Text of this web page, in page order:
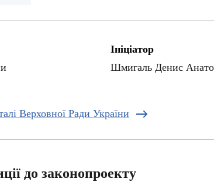
Ініціатор
Шмигаль Денис
Верховної Ради України
до законопроекту